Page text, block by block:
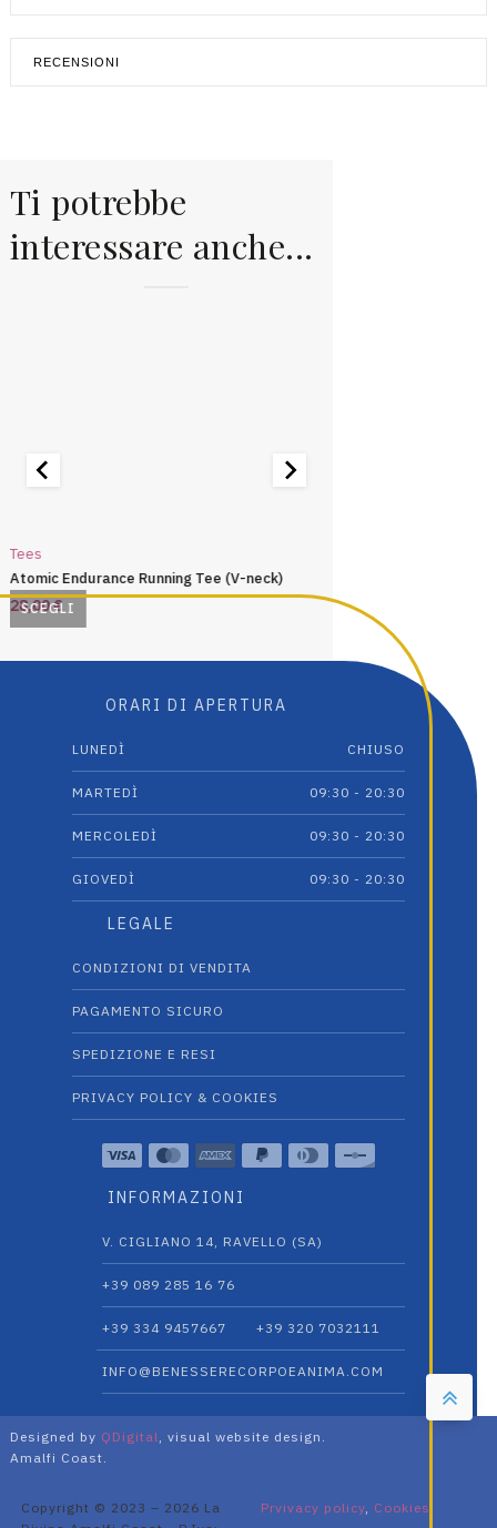
RECENSIONI
Ti potrebbe
interessare anche...
SCEGLI
prodotto
Tees
Atomic Endurance Running Tee (V-neck)
28,00€ LEGGI TUTTO
32,00
ORARI DI APERTURA
LUNEDÌ CHIUSO
MARTEDÌ 09:30 - 20:30
MERCOLEDÌ 09:30 - 20:30
GIOVEDÌ 09:30 - 20:30
LEGALE
CONDIZIONI DI VENDITA
PAGAMENTO SICURO
SPEDIZIONE E RESI
PRIVACY POLICY & COOKIES
INFORMAZIONI
V. CIGLIANO 14, RAVELLO (SA)
+39 089 285 16 76
+39 334 9457667‬ +39 320 7032111
INFO@BENESSERECORPOEANIMA.COM
Designed by QDigital
, visual website design.
Amalfi Coast.
Copyright © 2023 – 2026 La
Prvivacy policy, Cookies